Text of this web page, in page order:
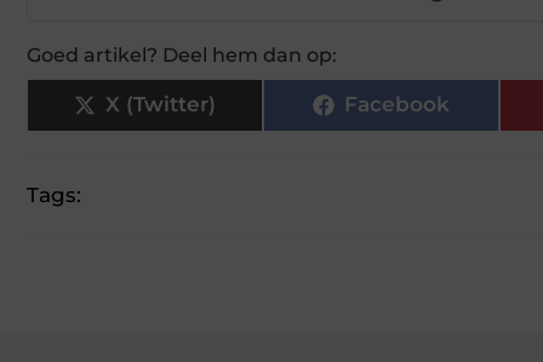
Goed artikel? Deel hem dan op:
X (Twitter) Facebook
Tags: